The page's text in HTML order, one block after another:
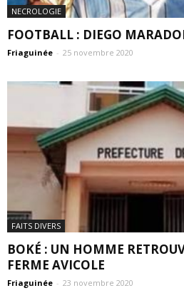
NECROLOGIE
FOOTBALL : DIEGO
Friaguinée - 25 novembre 2020
FAITS DIVERS
BOKÉ : UN HOMME
FERME AVICOLE
Friaguinée - 23 novembre 2020